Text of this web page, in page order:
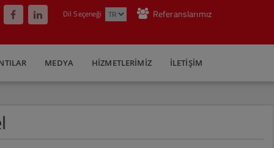
Dil Seçeneği Referanslarımız
MEDYA HIZMETLERIMIZ İLETIŞIM